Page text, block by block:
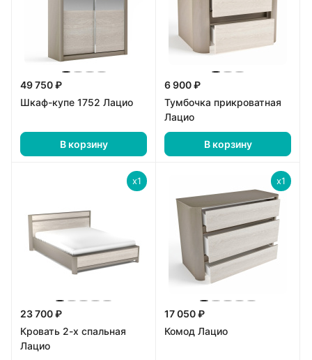
49 750 ₽
Шкаф-купе 1752 Лацио
В корзину
6 900 ₽
Тумбочка прикроватная
Лацио
В корзину
x1
23 700 ₽
Кровать 2-х спальная
Лацио
x1
17 050 ₽
Комод Лацио